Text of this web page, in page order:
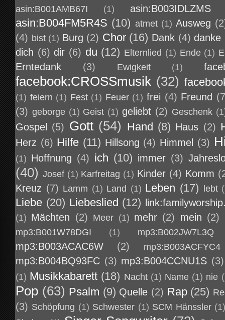
asin:B001AMB67I (1) asin:B003IDLZMS
asin:B004FM5R4S (10) atmet (1) Ausweg
(4) bist (1) Burg (2) Chor (16) Dank (4) danke
dich (6) dir (6) du (12) Elternlied (1) Ende (1)
Erntedank (3) Ewigkeit (1)
facebook:CROSSmusik (32)
(1) feiern (1) Fest (1) Feuer (1) frei (4) Freund
(3) geborge (1) Geist (1) geliebt (2) Geschenk
Gospel (5) Gott (54) Hand (8) Haus (2)
Herz (6) Hilfe (11) Hillsong (4) Himmel (3)
(1) Hoffnung (4) ich (10) immer (3)
(40) Josef (1) Karfreitag (1) Kinder (4) Komm
Kreuz (7) Lamm (1) Land (1) Leben (17) lebt
Liebe (20) Liebeslied (12)
(1) Mächten (2) Meer (1) mehr (2) mein (2)
mp3:B001W78DGI (1) mp3:B002JW7L3Q
mp3:B003ACAC6W (2) mp3:B003ACFYC4
mp3:B004BQ93FC (3) mp3:B004CCNU1S (3)
(1) Musikkabarett (18) Nacht (1) Name (1) nie
Pop (63) Psalm (9) Quelle (2) Rap (25)
(3) Schöpfung (1) Schwester (1) SCM Hänssler